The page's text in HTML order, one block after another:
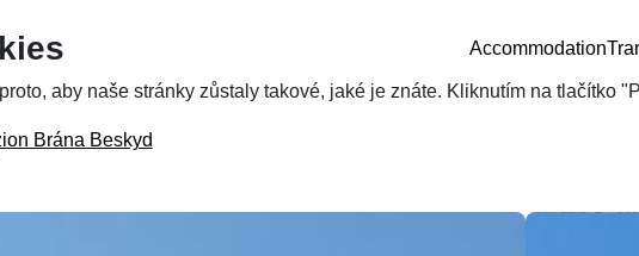
Accommodation
Brána Beskyd
aby naše stránky zůstaly takové, jaké je znáte. Kliknutím na tlačítko